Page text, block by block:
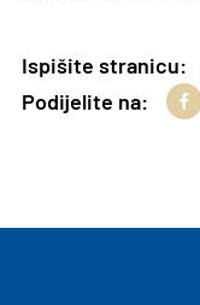
Ispišite stranicu:
Podijelite na: